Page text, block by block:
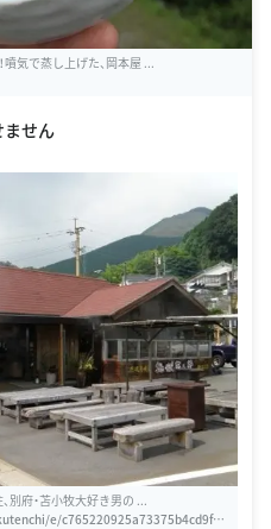
気で蒸し上げた、岡本屋 ...
せん
別府・苫小牧大好き男の ...
e/c765220925a73375b4cd9f1c